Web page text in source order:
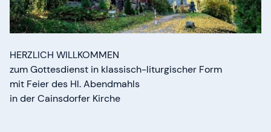
HERZLICH WILLKOMMEN
zum Gottesdienst in klassisch-liturgischer Form
mit Feier des Hl. Abendmahls
in der Cainsdorfer Kirche